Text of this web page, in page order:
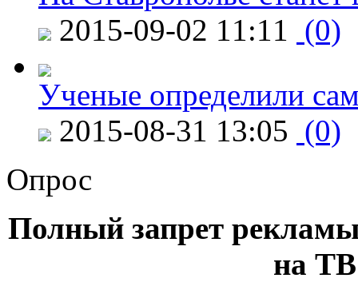
2015-09-02 11:11 (0)
Ученые определили
2015-08-31 13:05 (0)
Опрос
Полный запрет
на ТВ